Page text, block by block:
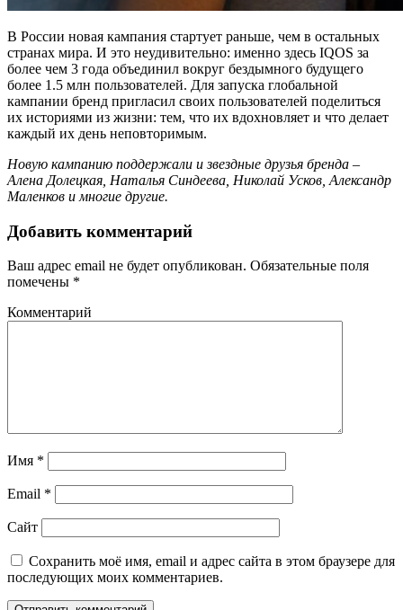
В России новая кампания стартует раньше, чем в остальных
странах мира. И это неудивительно: именно здесь IQOS за
более чем 3 года объединил вокруг бездымного будущего
более 1.5 млн пользователей. Для запуска глобальной
кампании бренд пригласил своих пользователей поделиться
их историями из жизни: тем, что их вдохновляет и что делает
каждый их день неповторимым.
Новую кампанию поддержали и звездные друзья бренда –
Алена Долецкая, Наталья Синдеева, Николай Усков, Александр
Маленков и многие другие.
Добавить комментарий
Ваш адрес email не будет опубликован. Обязательные поля
помечены *
Комментарий
Имя *
Email *
Сайт
Сохранить моё имя, email и адрес сайта в этом браузере для
последующих моих комментариев.